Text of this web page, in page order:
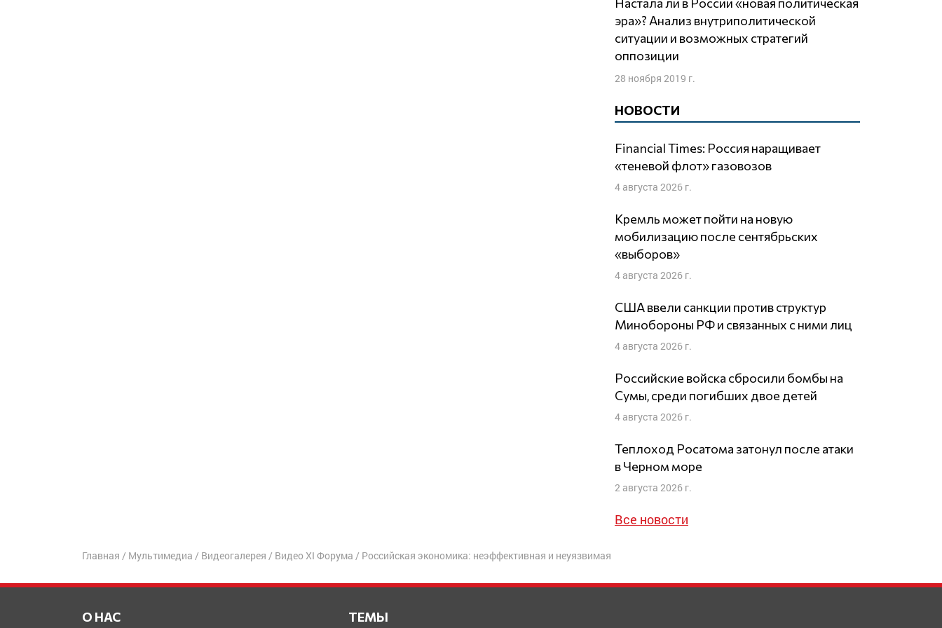
эра»? Анализ внутриполитической
ситуации и возможных стратегий
оппозиции
28 ноября 2019 г.
НОВОСТИ
Financial Times: Россия наращивает
«теневой флот» газовозов
4 августа 2026 г.
Кремль может пойти на новую
мобилизацию после сентябрьских
«выборов»
4 августа 2026 г.
США ввели санкции против структур
Минобороны РФ и связанных с ними лиц
4 августа 2026 г.
Российские войска сбросили бомбы на
Сумы, среди погибших двое детей
4 августа 2026 г.
Теплоход Росатома затонул после атаки
в Черном море
2 августа 2026 г.
Все новости
Главная / Мультимедиа / Видеогалерея / Видео XI Форума / Российская экономика: неэффективная и неуязвимая
О НАС ТЕМЫ